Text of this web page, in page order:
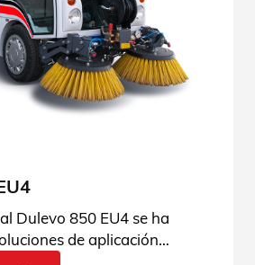
Dulevo 850 EU4 se ha
de aplicación